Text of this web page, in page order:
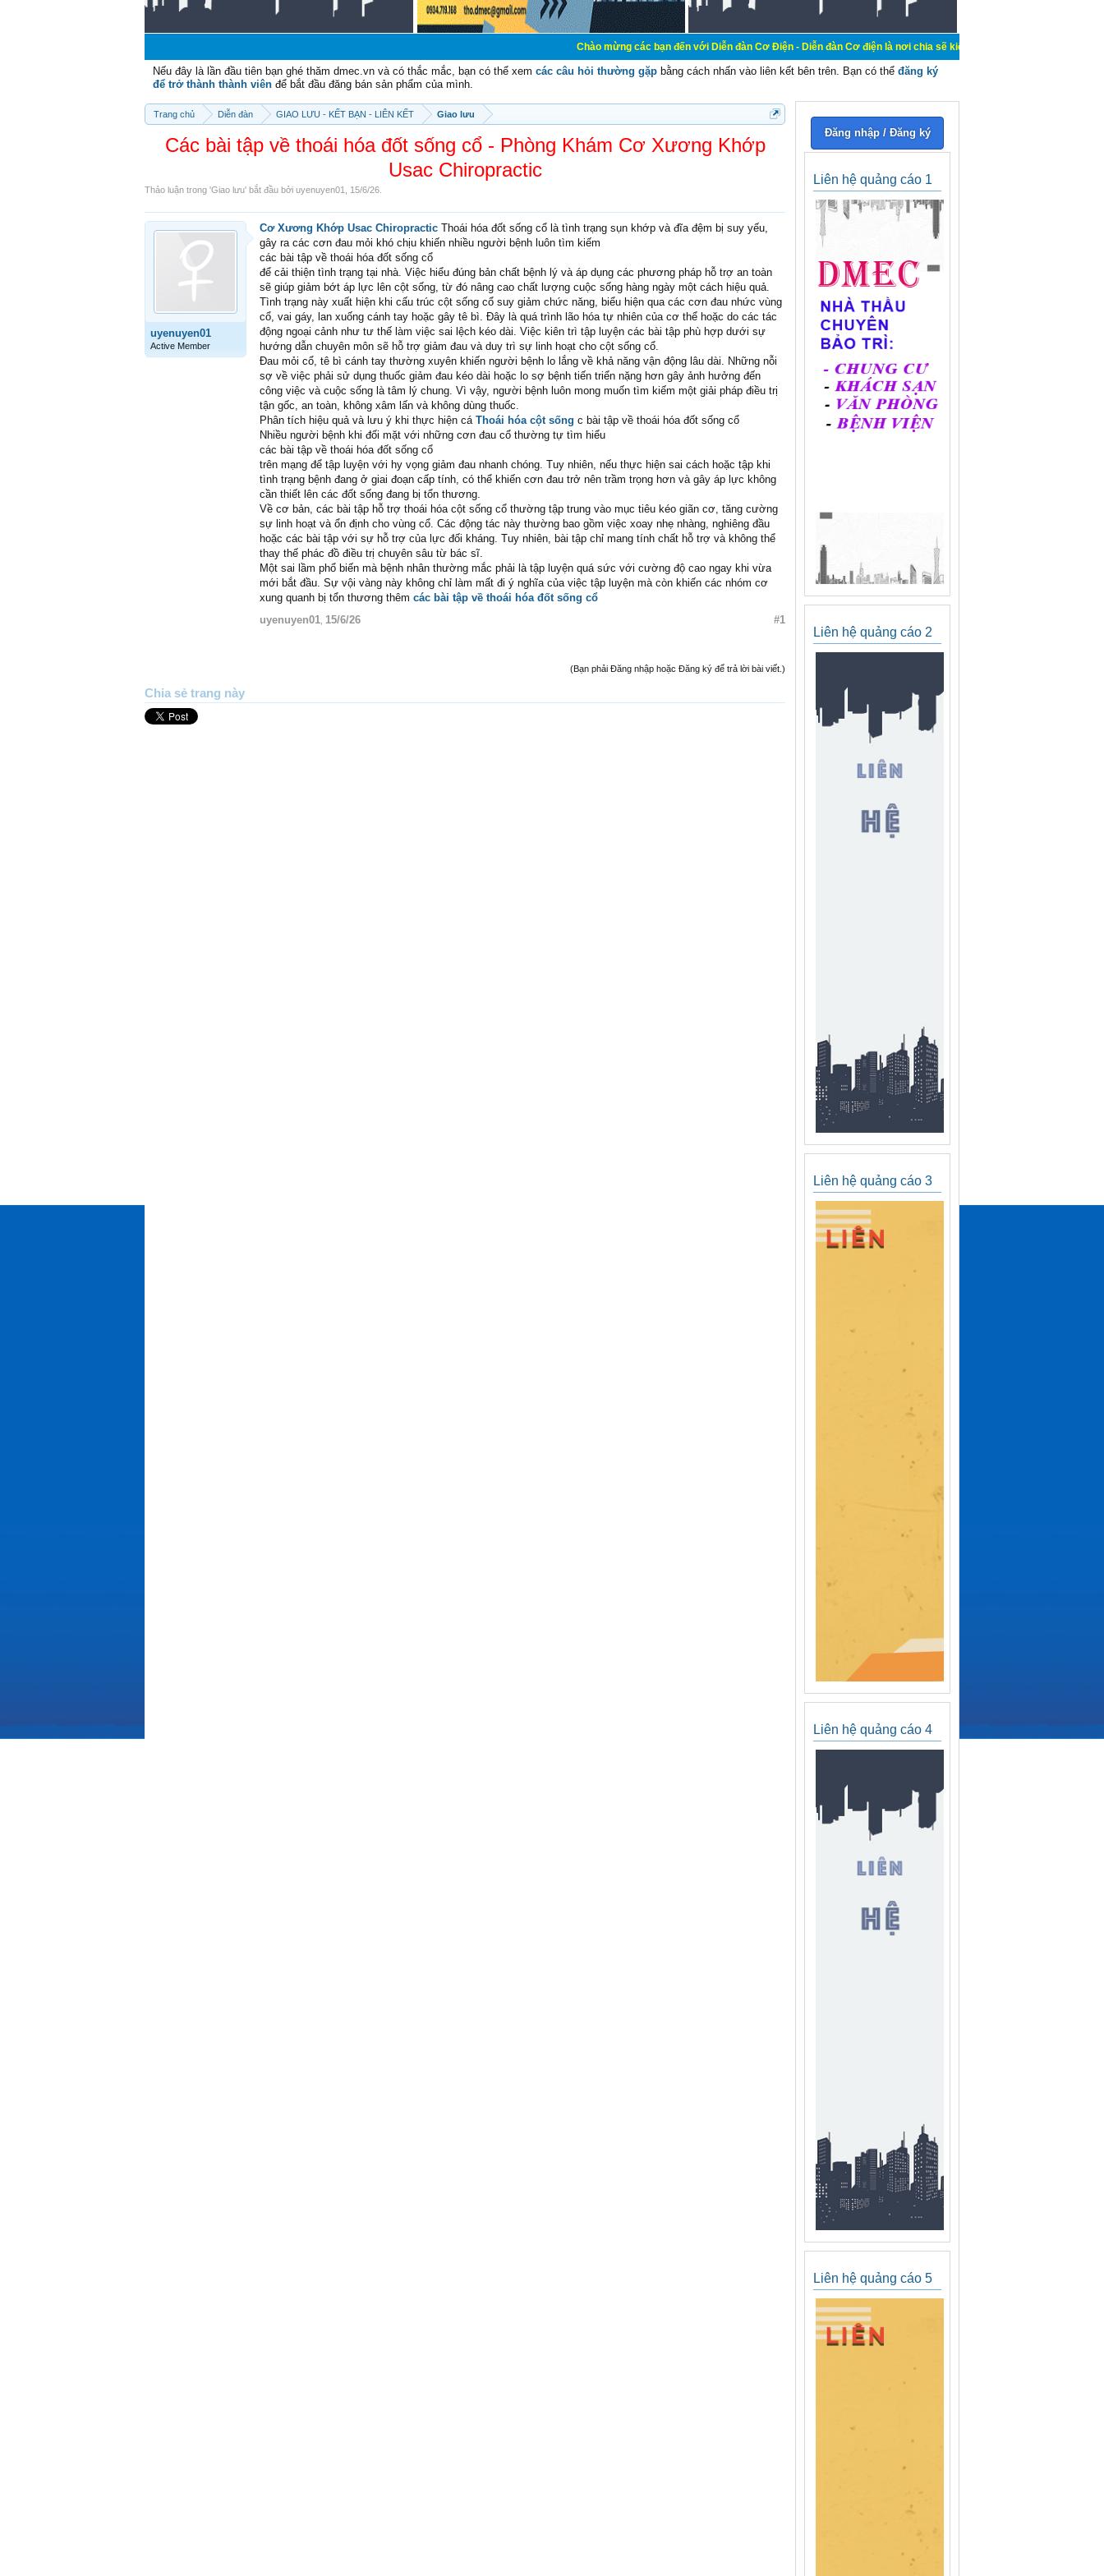
Chào mừng các bạn đến với Diễn đàn Cơ Điện - Diễn đàn Cơ điện là nơi chia sẽ kiến thức kinh nghiệm trong lãnh vực cơ
Nếu đây là lần đầu tiên bạn ghé thăm dmec.vn và có thắc mắc, bạn có thể xem các câu hỏi thường gặp bằng cách nhấn vào liên kết bên trên. Bạn có thể đăng ký
để trở thành thành viên để bắt đầu đăng bán sản phẩm của mình.
Trang chủ Diễn đàn GIAO LƯU - KẾT BẠN - LIÊN KẾT Giao lưu
Các bài tập về thoái hóa đốt sống cổ - Phòng Khám Cơ Xương Khớp
Usac Chiropractic
Thảo luận trong 'Giao lưu' bắt đầu bởi uyenuyen01 15/6/26
uyenuyen01
Active Member
Cơ Xương Khớp Usac Chiropractic Thoái hóa đốt sống cổ là tình trạng sụn khớp và đĩa đệm bị suy yếu,
gây ra các cơn đau mỏi khó chịu khiến nhiều người bệnh luôn tìm kiếm
các bài tập về thoái hóa đốt sống cổ
để cải thiện tình trạng tại nhà. Việc hiểu đúng bản chất bệnh lý và áp dụng các phương pháp hỗ trợ an toàn
sẽ giúp giảm bớt áp lực lên cột sống, từ đó nâng cao chất lượng cuộc sống hàng ngày một cách hiệu quả.
Tình trạng này xuất hiện khi cấu trúc cột sống cổ suy giảm chức năng, biểu hiện qua các cơn đau nhức vùng
cổ, vai gáy, lan xuống cánh tay hoặc gây tê bì. Đây là quá trình lão hóa tự nhiên của cơ thể hoặc do các tác
động ngoại cảnh như tư thế làm việc sai lệch kéo dài. Việc kiên trì tập luyện các bài tập phù hợp dưới sự
hướng dẫn chuyên môn sẽ hỗ trợ giảm đau và duy trì sự linh hoạt cho cột sống cổ.
Đau mỏi cổ, tê bì cánh tay thường xuyên khiến người bệnh lo lắng về khả năng vận động lâu dài. Những nỗi
sợ về việc phải sử dụng thuốc giảm đau kéo dài hoặc lo sợ bệnh tiến triển nặng hơn gây ảnh hưởng đến
công việc và cuộc sống là tâm lý chung. Vì vậy, người bệnh luôn mong muốn tìm kiếm một giải pháp điều trị
tận gốc, an toàn, không xâm lấn và không dùng thuốc.
Phân tích hiệu quả và lưu ý khi thực hiện cá Thoái hóa cột sống c bài tập về thoái hóa đốt sống cổ
Nhiều người bệnh khi đối mặt với những cơn đau cổ thường tự tìm hiểu
các bài tập về thoái hóa đốt sống cổ
trên mạng để tập luyện với hy vọng giảm đau nhanh chóng. Tuy nhiên, nếu thực hiện sai cách hoặc tập khi
tình trạng bệnh đang ở giai đoạn cấp tính, có thể khiến cơn đau trở nên trầm trọng hơn và gây áp lực không
cần thiết lên các đốt sống đang bị tổn thương.
Về cơ bản, các bài tập hỗ trợ thoái hóa cột sống cổ thường tập trung vào mục tiêu kéo giãn cơ, tăng cường
sự linh hoạt và ổn định cho vùng cổ. Các động tác này thường bao gồm việc xoay nhẹ nhàng, nghiêng đầu
hoặc các bài tập với sự hỗ trợ của lực đối kháng. Tuy nhiên, bài tập chỉ mang tính chất hỗ trợ và không thể
thay thế phác đồ điều trị chuyên sâu từ bác sĩ.
Một sai lầm phổ biến mà bệnh nhân thường mắc phải là tập luyện quá sức với cường độ cao ngay khi vừa
mới bắt đầu. Sự vội vàng này không chỉ làm mất đi ý nghĩa của việc tập luyện mà còn khiến các nhóm cơ
xung quanh bị tổn thương thêm các bài tập về thoái hóa đốt sống cổ
uyenuyen01 15/6/26 #1
(Bạn phải Đăng nhập hoặc Đăng ký để trả lời bài viết.)
Chia sẻ trang này
Đăng nhập / Đăng ký
Liên hệ quảng cáo 1
Liên hệ quảng cáo 2
Liên hệ quảng cáo 3
Liên hệ quảng cáo 4
Liên hệ quảng cáo 5